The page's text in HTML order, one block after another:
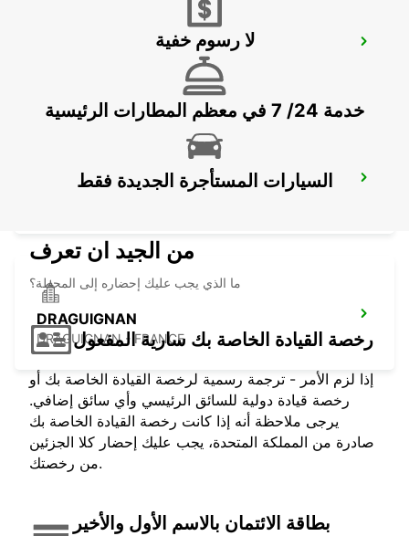
SAINTE-MAXIME
DRAGUIGNAN
DRAGUIGNAN - FRANCE
لا رسوم خفية
خدمة 24/ 7 في معظم المطارات الرئيسية
السيارات المستأجرة الجديدة فقط
من الجيد ان تعرف
ما الذي يجب عليك إحضاره إلى المحطة؟
رخصة القيادة الخاصة بك سارية المفعول
إذا لزم الأمر - ترجمة رسمية لرخصة القيادة الخاصة بك أو
رخصة قيادة دولية للسائق الرئيسي وأي سائق إضافي.
يرجى ملاحظة أنه إذا كانت رخصة القيادة الخاصة بك
صادرة من المملكة المتحدة، يجب عليك إحضار كلا الجزئين
من رخصتك.
بطاقة الائتمان بالاسم الأول والأخير